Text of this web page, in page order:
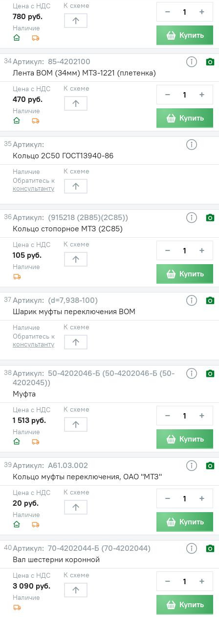
Наличие
Цена с НДС
780 руб.
К схеме − +
Купить
34
85-4202100
Лента ВОМ (34мм) МТЗ-1221 (плетенка)
Наличие
Цена с НДС
470 руб.
К схеме − +
Купить
35
Кольцо 2С50 ГОСТ13940-86
Наличие
Обратитесь к
консультанту
К схеме
36
(915218 (2В85)(2С85))
Кольцо стопорное МТЗ (2С85)
Наличие
Цена с НДС
105 руб.
К схеме − +
Купить
37
(d=7,938-100)
Шарик муфты переключения ВОМ
Наличие
Обратитесь к
консультанту
К схеме
38
50-4202046-Б (50-4202046-Б (50-
4202045))
Муфта
Наличие
Цена с НДС
1 513 руб.
К схеме − +
Купить
39
А61.03.002
Кольцо муфты переключения, ОАО "МТЗ"
Наличие
Цена с НДС
20 руб.
К схеме − +
Купить
40
70-4202044-Б (70-4202044)
Вал шестерни коронной
Наличие
Цена с НДС
3 090 руб.
К схеме − +
Купить